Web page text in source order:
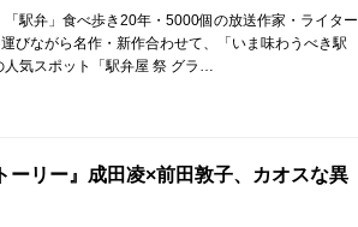
「駅弁」食べ歩き20年・5000個の放送作家・ライター
びながら名作・新作合わせて、「いま味わうべき駅
気スポット「駅弁屋 祭 グラ…
ーリー』成田凌×前田敦子、カオスな異